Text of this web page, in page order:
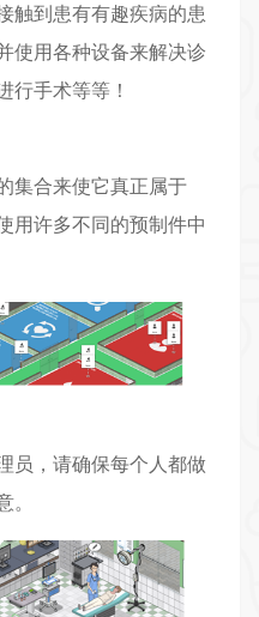
触到患有有趣疾病的患
使用各种设备来解决诊
行手术等等！
集合来使它真正属于
用许多不同的预制件中
员，请确保每个人都做